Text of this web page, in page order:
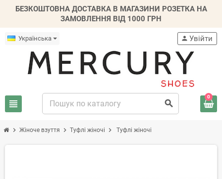
БЕЗКОШТОВНА ДОСТАВКА В МАГАЗИНИ РОЗЕТКА НА
ЗАМОВЛЕННЯ ВІД 1000 ГРН
Українська
view_headline search
person Увійти
0
chevron_right Жіноче взуття chevron_right Туфлі жіночі chevron_right Туфлі жіночі